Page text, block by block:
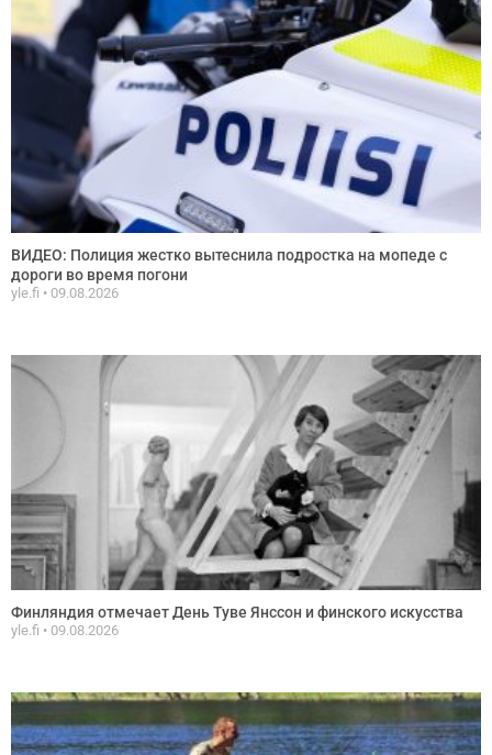
ВИДЕО: Полиция жестко вытеснила подростка на мопеде с
дороги во время погони
yle.fi 09.08.2026
Финляндия отмечает День Туве Янссон и финского искусства
yle.fi 09.08.2026